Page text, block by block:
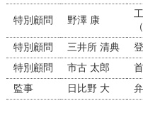
特別顧問 野澤 康
特別顧問
三井所 清典
特別顧問
市古 太郎
監事
日比野 大